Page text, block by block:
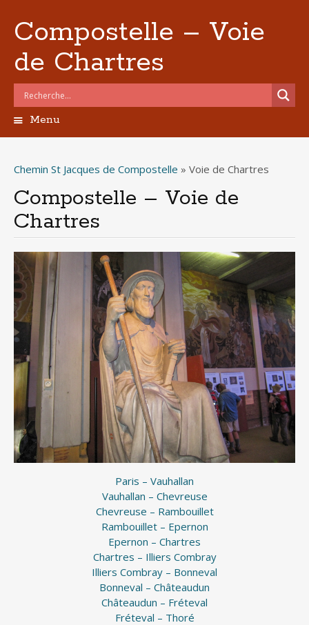
Compostelle – Voie
de Chartres
Menu
principal
Chemin St Jacques de Compostelle » Voie de Chartres
Compostelle – Voie de
Chartres
Paris – Vauhallan
Vauhallan – Chevreuse
Chevreuse – Rambouillet
Rambouillet – Epernon
Epernon – Chartres
Chartres – Illiers Combray
Illiers Combray – Bonneval
Bonneval – Châteaudun
Châteaudun – Fréteval
Fréteval – Thoré